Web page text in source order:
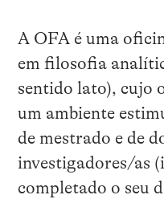
A OFA é uma
em filosofia
sentido lato), cujo
um ambiente
de mestrado e de
investigadores/as
completado o seu